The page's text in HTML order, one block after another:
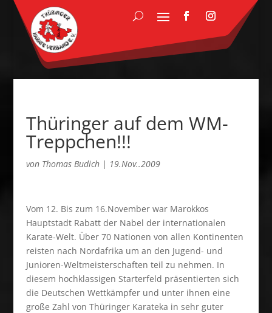
Thüringer auf dem WM-
Treppchen!!!
von Thomas Budich| 19.Nov..2009
Vom 12. Bis zum 16.November war Marokkos
Hauptstadt Rabatt der Nabel der internationalen
Karate-Welt. Über 70 Nationen von allen Kontinenten
reisten nach Nordafrika um an den Jugend- und
Junioren-Weltmeisterschaften teil zu nehmen. In
diesem hochklassigen Starterfeld präsentierten sich
die Deutschen Wettkämpfer und unter ihnen eine
große Zahl von Thüringer Karateka in sehr guter